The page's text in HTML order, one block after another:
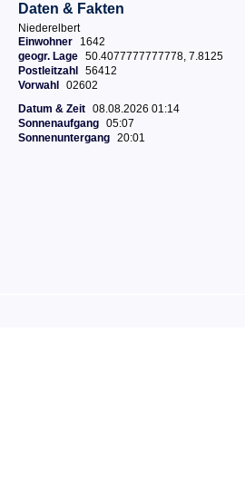
Daten & Fakten
Niederelbert
Einwohner
1642
geogr. Lage 50.4077777777778, 7.8125
Postleitzahl
56412
Vorwahl
02602
Datum & Zeit 08.08.2026 01:14
Sonnenaufgang 05:07
Sonnenuntergang 20:01